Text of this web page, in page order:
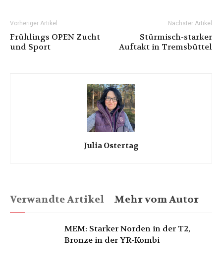
Vorheriger Artikel
Frühlings OPEN Zucht
und Sport
Nächster Artikel
Stürmisch-starker
Auftakt in Tremsbüttel
Julia Ostertag
Verwandte Artikel Mehr vom Autor
MEM: Starker Norden in der T2,
Bronze in der YR-Kombi